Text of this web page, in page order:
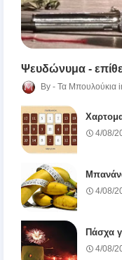
Ψευδώνυμα -
Τα Μπουλούκια
4/08/
4/08/
Πάσχα
4/08/